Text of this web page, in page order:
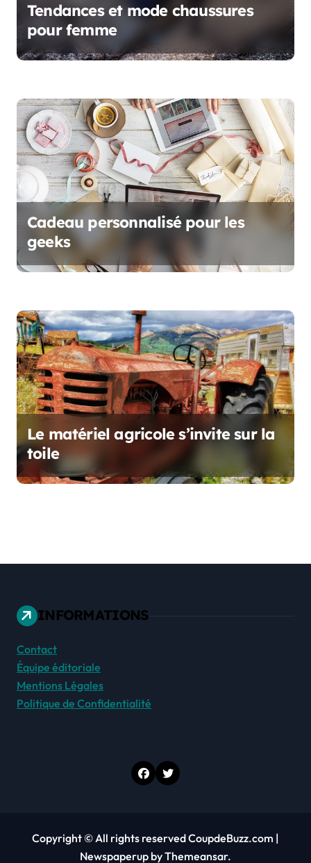
a
r
t
i
c
l
e
Tendances et mode chaussures
pour femme
Cadeau personnalisé pour les
geeks
Le matériel agricole s’invite sur la
toile
INFORMATIONS
Contact
Équipe éditoriale
Mentions Légales
Politique de Confidentialité
Copyright © All rights reserved CoupdeBuzz.com |
Newspaperup byThemeansar.